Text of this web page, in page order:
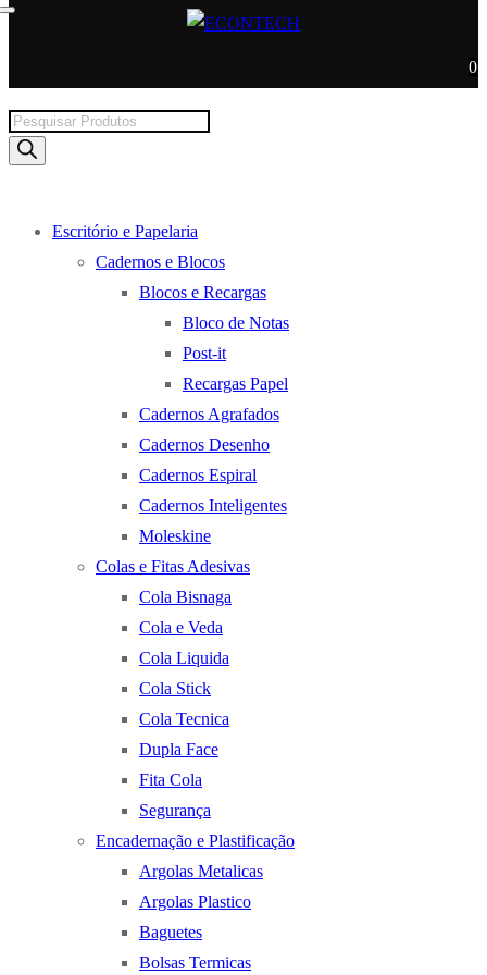
0
Products
search
Escritório e Papelaria
Cadernos e Blocos
Blocos e Recargas
Bloco de Notas
Post-it
Recargas Papel
Cadernos Agrafados
Cadernos Desenho
Cadernos Espiral
Cadernos Inteligentes
Moleskine
Colas e Fitas Adesivas
Cola Bisnaga
Cola e Veda
Cola Liquida
Cola Stick
Cola Tecnica
Dupla Face
Fita Cola
Segurança
Encadernação e Plastificação
Argolas Metalicas
Argolas Plastico
Baguetes
Bolsas Termicas